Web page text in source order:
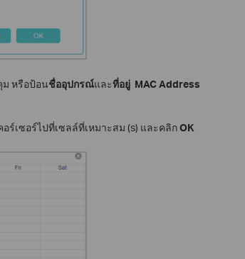
หรือป้อนชื่ออุปกรณ์และที่อยู่ MAC Address
อร์เซอร์ไปที่เซลล์ที่เหมาะสม (s) และคลิกOK